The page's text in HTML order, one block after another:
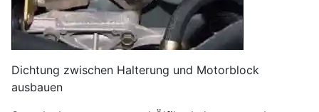
Dichtung zwischen Halterung und Motorblock
ausbauen